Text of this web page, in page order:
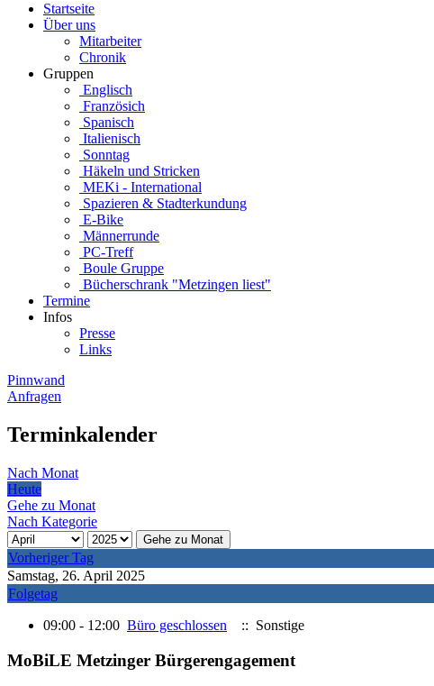
Startseite
Über uns
Mitarbeiter
Chronik
Gruppen
Englisch
Französich
Spanisch
Italienisch
Sonntag
Häkeln und Stricken
MEKi - International
Spazieren & Stadterkundung
E-Bike
Männerrunde
PC-Treff
Boule Gruppe
Bücherschrank "Metzingen liest"
Termine
Infos
Presse
Links
Pinnwand
Anfragen
Terminkalender
Nach Monat
Heute
Gehe zu Monat
Nach Kategorie
Gehe zu Monat
Vorheriger Tag
Samstag, 26. April 2025
Folgetag
09:00 - 12:00 Büro geschlossen :: Sonstige
MoBiLE Metzinger Bürgerengagement